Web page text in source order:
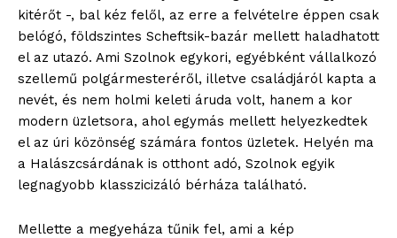
kitérőt -, bal kéz felől, az erre a felvételre éppen csak
belógó, földszintes Scheftsik-bazár mellett haladhatott
el az utazó. Ami Szolnok egykori, egyébként vállalkozó
szellemű polgármesteréről, illetve családjáról kapta a
nevét, és nem holmi keleti áruda volt, hanem a kor
modern üzletsora, ahol egymás mellett helyezkedtek
el az úri közönség számára fontos üzletek. Helyén ma
a Halászcsárdának is otthont adó, Szolnok egyik
legnagyobb klasszicizáló bérháza található.
Mellette a megyeháza tűnik fel, ami a kép